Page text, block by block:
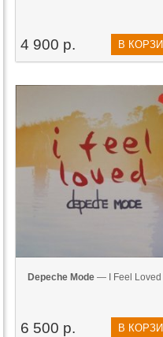
4 900 р. В
Depeche Mode — I Feel Loved
6 500 р. В